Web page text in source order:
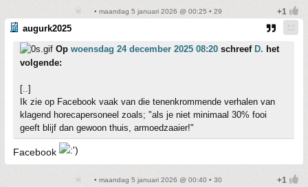
• maandag 5 januari 2026 @ 00:25 • 29
augurk2025
Op woensdag 24 december 2025 08:20 schreef D. het
volgende:
[..]
Ik zie op Facebook vaak van die tenenkrommende verhalen van
klagend horecapersoneel zoals; "als je niet minimaal 30% fooi
geeft blijf dan gewoon thuis, armoedzaaier!"
Facebook
• maandag 5 januari 2026 @ 00:40 • 30